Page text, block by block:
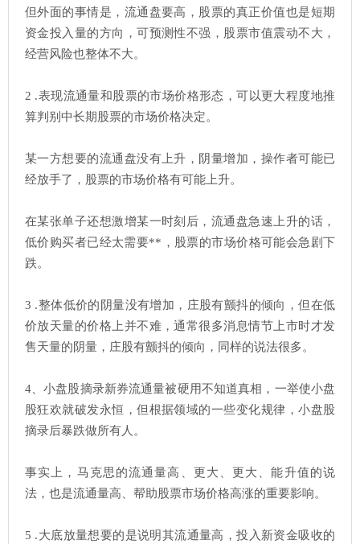
但外面的事情是，流通盘要高，股票的真正价值也是短期
资金投入量的方向，可预测性不强，股票市值震动不大，
经营风险也整体不大。
2 .表现流通量和股票的市场价格形态，可以更大程度地推
算判别中长期股票的市场价格决定。
某一方想要的流通盘没有上升，阴量增加，操作者可能已
经放手了，股票的市场价格有可能上升。
在某张单子还想激增某一时刻后，流通盘急速上升的话，
低价购买者已经太需要**，股票的市场价格可能会急剧下
跌。
3 .整体低价的阴量没有增加，庄股有颤抖的倾向，但在低
价放天量的价格上并不难，通常很多消息情节上市时才发
售天量的阴量，庄股有颤抖的倾向，同样的说法很多。
4、小盘股摘录新券流通量被硬用不知道真相，一举使小盘
股狂欢就破发永恒，但根据领域的一些变化规律，小盘股
摘录后暴跌做所有人。
事实上，马克思的流通量高、更大、更大、能升值的说
法，也是流通量高、帮助股票市场价格高涨的重要影响。
5 .大底放量想要的是说明其流通量高，投入新资金吸收的